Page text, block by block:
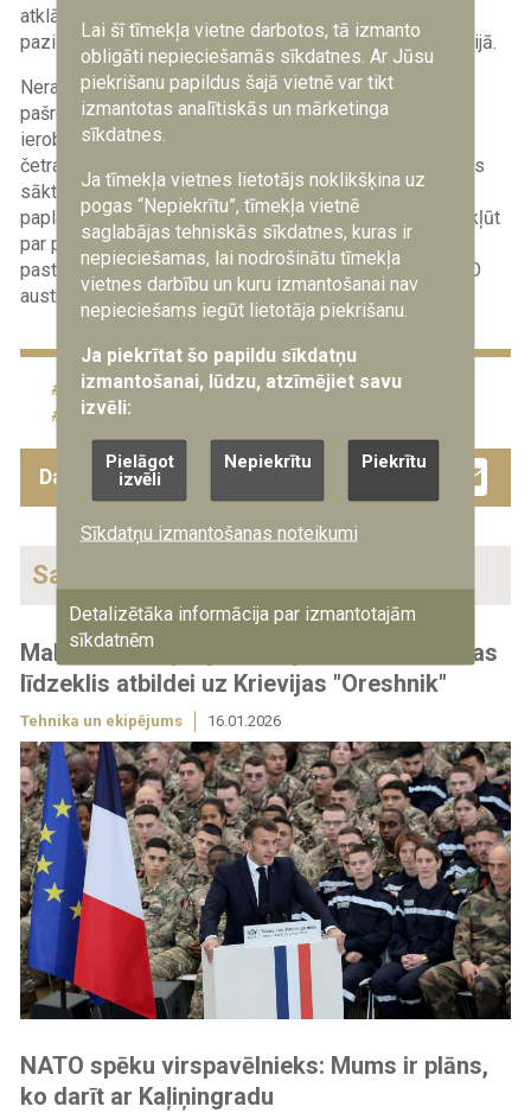
atklāta. Baltkrievijas diktators Aleksandrs Lukašenko ir
paziņojis, ka sistēma jau ir izvietota Baltkrievijas teritorijā.
Neraugoties uz redzamajiem sagatavošanās darbiem,
pašreizējie vērtējumi liecina, ka Krievijas rīcībā ir tikai
ierobežots “Oreshnik” raķešu skaits - aptuveni trīs līdz
četras vienības. Sistēmas sērijveida ražošanu paredzēts
sākt vēlāk 2026. gadā. “Krychev-6” teritorijas turpmākā
paplašināšana liecina, ka Baltkrievija varētu gatavoties kļūt
par pastāvīgu šīs sistēmas bāzi, tādējādi potenciāli
pastiprinot Krievijas stratēģiskās triecienu spējas NATO
austrumu flangā.
agresija Baltkrievija
Krievija
raķetes
Dalies ar šo ziņu Facebook
Twitter
Saistītās ziņas
Makrons: Eiropai jāveido jauns aizsardzības
līdzeklis atbildei uz Krievijas "Oreshnik"
Tehnika un ekipējums 16.01.2026
NATO spēku virspavēlnieks: Mums ir plāns,
ko darīt ar Kaļiņingradu
Lai šī tīmekļa vietne darbotos, tā izmanto
obligāti nepieciešamās sīkdatnes. Ar Jūsu
piekrišanu papildus šajā vietnē var tikt
izmantotas analītiskās un mārketinga
sīkdatnes.
Ja tīmekļa vietnes lietotājs noklikšķina uz
pogas “Nepiekrītu”, tīmekļa vietnē
saglabājas tehniskās sīkdatnes, kuras ir
nepieciešamas, lai nodrošinātu tīmekļa
vietnes darbību un kuru izmantošanai nav
nepieciešams iegūt lietotāja piekrišanu.
Ja piekrītat šo papildu sīkdatņu
izmantošanai, lūdzu, atzīmējiet savu
izvēli:
Pielāgot
izvēli
Nepiekrītu Piekrītu
Sīkdatņu izmantošanas noteikumi
Detalizētāka informācija par izmantotajām
sīkdatnēm